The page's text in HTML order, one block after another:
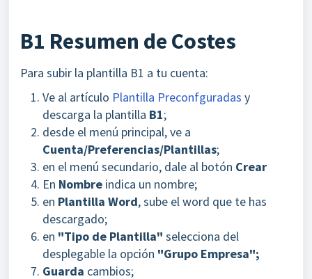
B1 Resumen de Costes
Para subir la plantilla B1 a tu cuenta:
Ve al artículo Plantilla Preconfguradas y
descarga la plantilla B1;
desde el menú principal, ve a
Cuenta/Preferencias/Plantillas;
en el menú secundario, dale al botón Crear
En Nombre indica un nombre;
en Plantilla Word, sube el word que te has
descargado;
en "Tipo de Plantilla" selecciona del
desplegable la opción "Grupo Empresa";
Guarda cambios;